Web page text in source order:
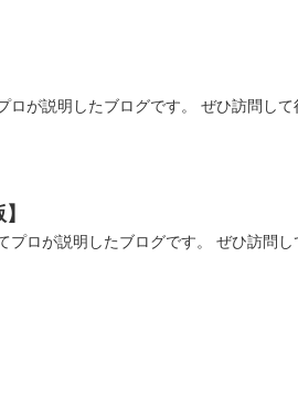
ロが説明したブログです。 ぜひ訪問して
プロが説明したブログです。 ぜひ訪問し